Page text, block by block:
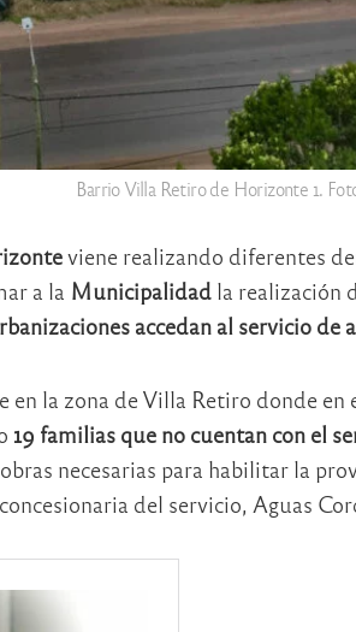
Barrio Villa Retiro de Horizonte 1.
viene realizando diferentes
a la Municipalidadla realización
accedan al servicio de
la zona de Villa Retiro donde en
19 familias que no cuentan con el
necesarias para habilitar la
del servicio, Aguas